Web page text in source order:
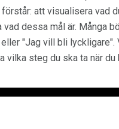
att visualisera vad
dessa mål är. Många
"Jag vill bli lyckligare".
steg du ska ta när du